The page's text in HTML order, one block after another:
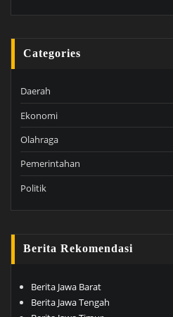
Categories
Daerah
Ekonomi
Olahraga
Pemerintahan
Politik
Berita Rekomendasi
Berita Jawa Barat
Berita Jawa Tengah